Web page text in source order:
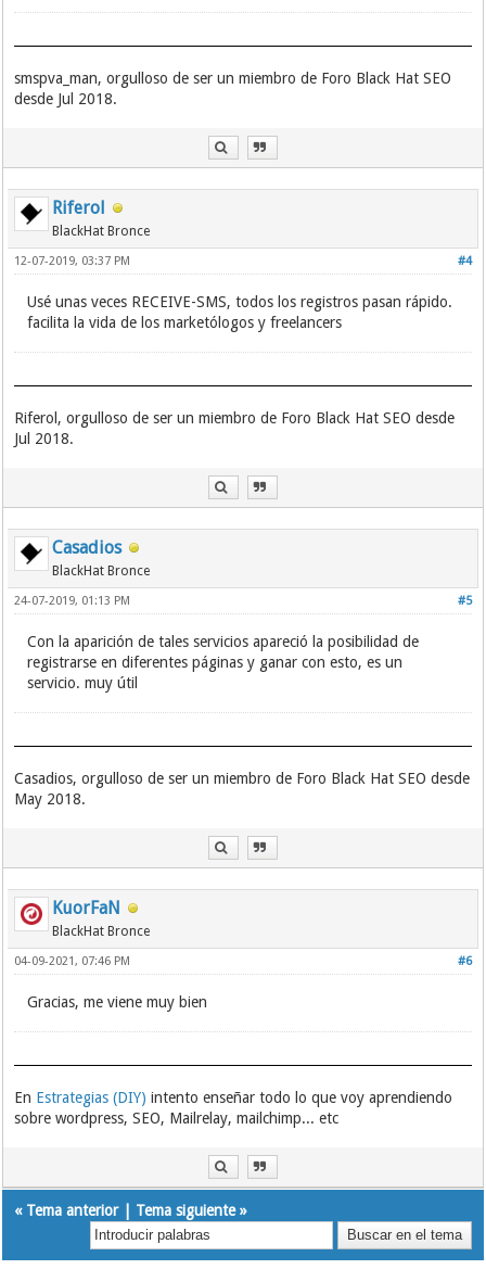
smspva_man, orgulloso de ser un miembro de Foro Black Hat SEO
desde Jul 2018.
Riferol
BlackHat Bronce
#4
12-07-2019, 03:37 PM
Usé unas veces RECEIVE-SMS, todos los registros pasan rápido.
facilita la vida de los marketólogos y freelancers
Riferol, orgulloso de ser un miembro de Foro Black Hat SEO desde
Jul 2018.
Casadios
BlackHat Bronce
#5
24-07-2019, 01:13 PM
Con la aparición de tales servicios apareció la posibilidad de
registrarse en diferentes páginas y ganar con esto, es un
servicio. muy útil
Casadios, orgulloso de ser un miembro de Foro Black Hat SEO desde
May 2018.
KuorFaN
BlackHat Bronce
#6
04-09-2021, 07:46 PM
Gracias, me viene muy bien
En Estrategias (DIY) intento enseñar todo lo que voy aprendiendo
sobre wordpress, SEO, Mailrelay, mailchimp... etc
« Tema anterior| Tema siguiente»